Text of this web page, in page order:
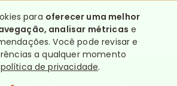
para oferecer uma melhor
analisar métricas e
Você pode revisar e
a qualquer momento
política de privacidade.